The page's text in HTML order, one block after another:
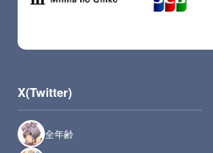
X(Twitter)
全年齢